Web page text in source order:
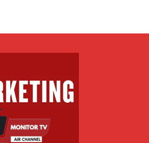
XHEKPOT VLT